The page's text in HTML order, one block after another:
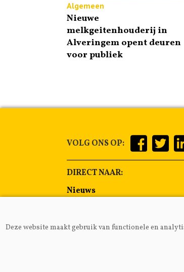
Algemeen
Nieuwe
melkgeitenhouderij in
Alveringem opent deuren
voor publiek
VOLG ONS OP:
DIRECT NAAR:
Nieuws
Gezondheid
Deze website maakt gebruik van functionele en